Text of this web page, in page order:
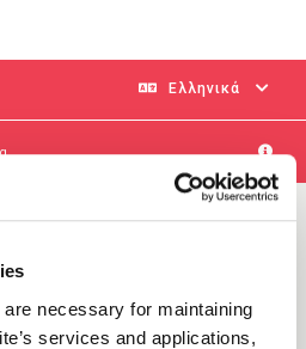
necessary for maintaining
services and applications,
Ελληνικά
COVID-19